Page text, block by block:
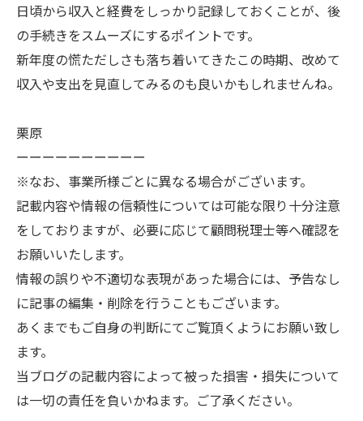
日頃から収入と経費をしっかり記録しておくことが、後
の手続きをスムーズにするポイントです。
新年度の慌ただしさも落ち着いてきたこの時期、改めて
収入や支出を見直してみるのも良いかもしれませんね。
栗原
ーーーーーーーーーー
※なお、事業所様ごとに異なる場合がございます。
記載内容や情報の信頼性については可能な限り十分注意
をしておりますが、必要に応じて顧問税理士等へ確認を
お願いいたします。
情報の誤りや不適切な表現があった場合には、予告なし
に記事の編集・削除を行うこともございます。
あくまでもご自身の判断にてご覧頂くようにお願い致し
ます。
当ブログの記載内容によって被った損害・損失について
は一切の責任を負いかねます。ご了承ください。